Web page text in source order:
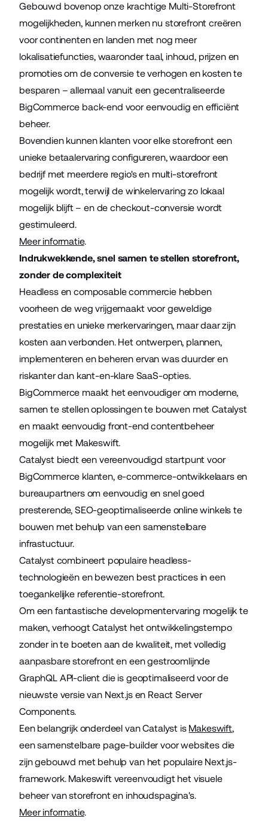
Gebouwd bovenop onze krachtige Multi-Storefront
mogelijkheden, kunnen merken nu storefront creëren
voor continenten en landen met nog meer
lokalisatiefuncties, waaronder taal, inhoud, prijzen en
promoties om de conversie te verhogen en kosten te
besparen – allemaal vanuit een gecentraliseerde
BigCommerce back-end voor eenvoudig en efficiënt
beheer.
Bovendien kunnen klanten voor elke storefront een
unieke betaalervaring configureren, waardoor een
bedrijf met meerdere regio's en multi-storefront
mogelijk wordt, terwijl de winkelervaring zo lokaal
mogelijk blijft – en de checkout-conversie wordt
gestimuleerd.
Meer informatie.
Indrukwekkende, snel samen te stellen storefront,
zonder de complexiteit
Headless en composable commercie hebben
voorheen de weg vrijgemaakt voor geweldige
prestaties en unieke merkervaringen, maar daar zijn
kosten aan verbonden. Het ontwerpen, plannen,
implementeren en beheren ervan was duurder en
riskanter dan kant-en-klare SaaS-opties.
BigCommerce maakt het eenvoudiger om moderne,
samen te stellen oplossingen te bouwen met Catalyst
en maakt eenvoudig front-end contentbeheer
mogelijk met Makeswift.
Catalyst biedt een vereenvoudigd startpunt voor
BigCommerce klanten, e-commerce-ontwikkelaars en
bureaupartners om eenvoudig en snel goed
presterende, SEO-geoptimaliseerde online winkels te
bouwen met behulp van een samenstelbare
infrastuctuur.
Catalyst combineert populaire headless-
technologieën en bewezen best practices in een
toegankelijke referentie-storefront.
Om een fantastische developmentervaring mogelijk te
maken, verhoogt Catalyst het ontwikkelingstempo
zonder in te boeten aan de kwaliteit, met volledig
aanpasbare storefront en een gestroomlijnde
GraphQL API-client die is geoptimaliseerd voor de
nieuwste versie van Next.js en React Server
Components.
Een belangrijk onderdeel van Catalyst is Makeswift,
een samenstelbare page-builder voor websites die
zijn gebouwd met behulp van het populaire Next.js-
framework. Makeswift vereenvoudigt het visuele
beheer van storefront en inhoudspagina's.
Meer informatie.